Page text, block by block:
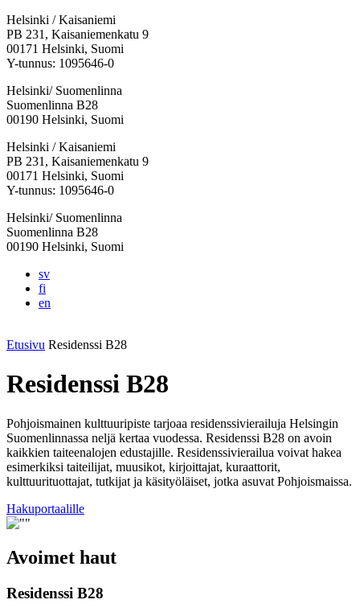
Helsinki / Kaisaniemi
PB 231, Kaisaniemenkatu 9
00171 Helsinki, Suomi
Y-tunnus: 1095646-0
Helsinki/ Suomenlinna
Suomenlinna B28
00190 Helsinki, Suomi
Facebook:
Avataan
uuteen
välilehteen
Instagram:
Avataan
uuteen
välilehteen
TikTok:
Avataan
uuteen
välilehteen
Youtube:
Avataan
uuteen
välilehteen
Vimeo:
Avataan
uuteen
välilehteen
Helsinki / Kaisaniemi
PB 231, Kaisaniemenkatu 9
00171 Helsinki, Suomi
Y-tunnus: 1095646-0
Helsinki/ Suomenlinna
Suomenlinna B28
00190 Helsinki, Suomi
sv
fi
en
Etusivu Residenssi B28
Residenssi B28
Pohjoismainen kulttuuripiste tarjoaa residenssivierailuja Helsingin
Suomenlinnassa neljä kertaa vuodessa. Residenssi B28 on avoin
kaikkien taiteenalojen edustajille. Residenssivierailua voivat hakea
esimerkiksi taiteilijat, muusikot, kirjoittajat, kuraattorit,
kulttuurituottajat, tutkijat ja käsityöläiset, jotka asuvat Pohjoismaissa.
HakuportaalilleAvataan
Avoimet haut
Residenssi B28